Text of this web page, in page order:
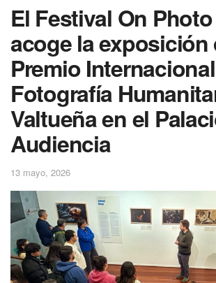
El Festival On
acoge la exposición
Premio
Fotografía
Valtueña en el
Audiencia
13 mayo, 2026